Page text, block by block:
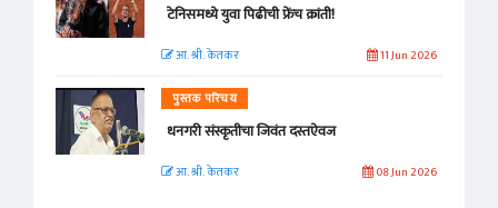
टेनिसमध्ये युवा पिढीची फ्रेंच क्रांती!
आ. श्री. केतकर 11 Jun 2026
पुस्तक परिचय
धनगरी संस्कृतीचा जिवंत दस्तऐवज
आ. श्री. केतकर 08 Jun 2026